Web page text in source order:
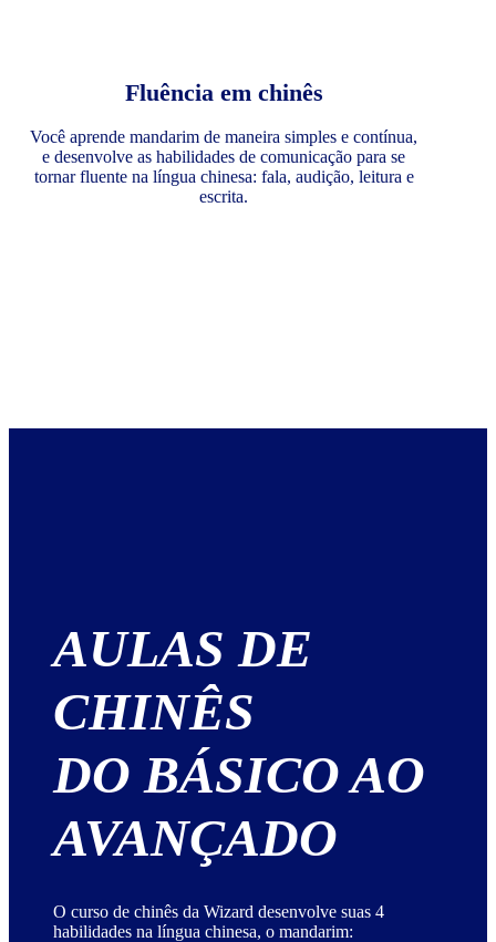
Fluência em chinês
Você aprende mandarim de maneira simples e contínua,
e desenvolve as habilidades de comunicação para se
tornar fluente na língua chinesa: fala, audição, leitura e
escrita.
AULAS DE
CHINÊS
DO BÁSICO AO
AVANÇADO
O curso de chinês da Wizard desenvolve suas 4
habilidades na língua chinesa, o mandarim: